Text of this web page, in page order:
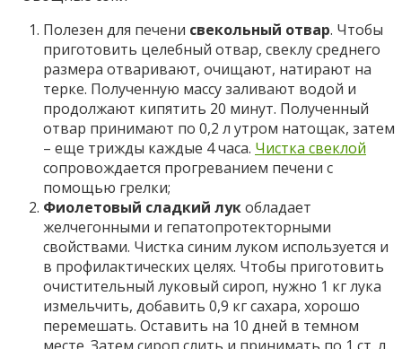
Полезен для печени свекольный отвар. Чтобы
приготовить целебный отвар, свеклу среднего
размера отваривают, очищают, натирают на
терке. Полученную массу заливают водой и
продолжают кипятить 20 минут. Полученный
отвар принимают по 0,2 л утром натощак, затем
– еще трижды каждые 4 часа. Чистка свеклой
сопровождается прогреванием печени с
помощью грелки;
Фиолетовый сладкий лукобладает
желчегонными и гепатопротекторными
свойствами. Чистка синим луком используется и
в профилактических целях. Чтобы приготовить
очистительный луковый сироп, нужно 1 кг лука
измельчить, добавить 0,9 кг сахара, хорошо
перемешать. Оставить на 10 дней в темном